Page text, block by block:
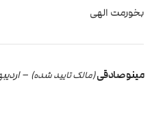
بخورمت الهی
مینو صادقی(مالک تایید شده) –